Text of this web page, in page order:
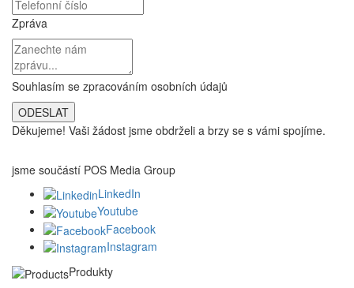
Zpráva
Souhlasím se zpracováním osobních údajů
ODESLAT
Děkujeme! Vaši žádost jsme obdrželi a brzy se s vámi spojíme.
jsme součástí POS Media Group
LinkedIn
Youtube
Facebook
Instagram
Produkty